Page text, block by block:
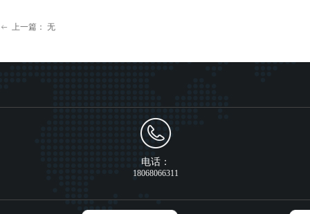
ꂃ 上一篇： 无
电话：
18068066311